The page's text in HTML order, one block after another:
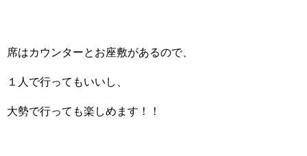
席はカウンターとお座敷があるので、
１人で行ってもいいし、
大勢で行っても楽しめます！！